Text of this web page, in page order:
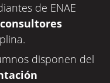
de ENAE
disponen del